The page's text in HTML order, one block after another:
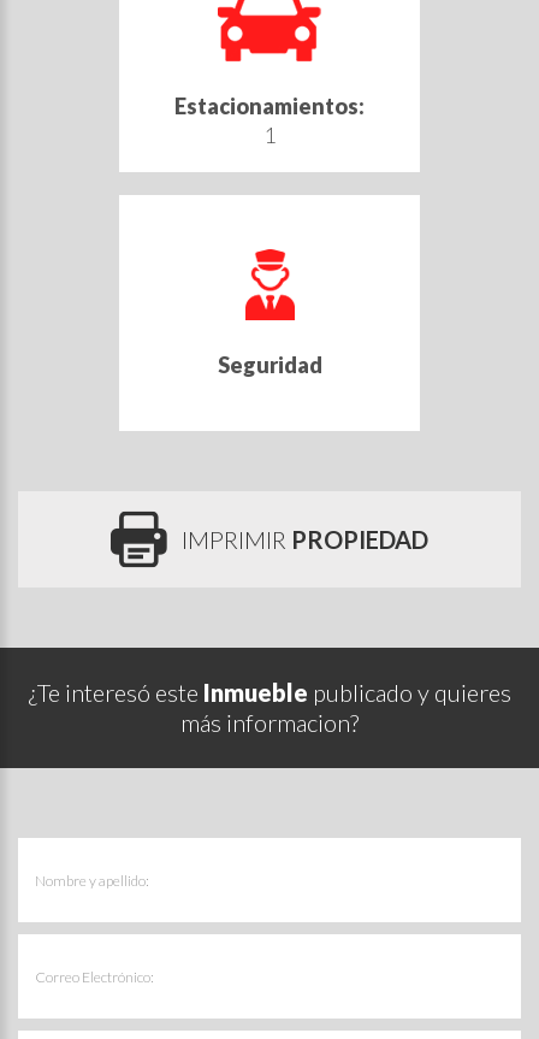
Estacionamientos:
1
Seguridad
IMPRIMIR PROPIEDAD
¿Te interesó este Inmueble publicado y quieres
más informacion?